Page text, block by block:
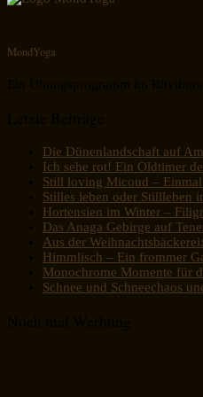
MondYoga
Die Dünenlandschaft auf
Ich sehe rot! Ein Oldtimer
Still loving Micoud –
Stilles leben oder Stillleben
Hortensien im Winter –
Das Anaga Gebirge auf
Aus der
Himmlisch – Ein frommer
Monochrome Momente für
Schnee und Schneechaos